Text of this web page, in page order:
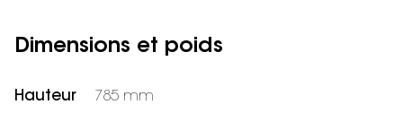
Dimensions et poids
Hauteur 785 mm